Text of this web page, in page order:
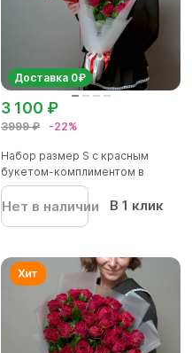
Доставка 0₽
3999 ₽ -22%
3 100 ₽
Набор размер S с красным
букетом-комплиментом в
корейск...
Нет в наличии В 1 клик